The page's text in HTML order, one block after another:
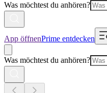
Was möchtest du anhören?
App öffnenPrime entdecken
Was möchtest du anhören?